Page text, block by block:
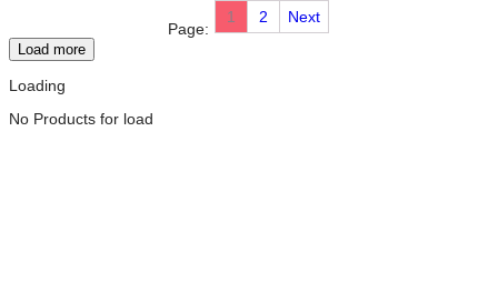
Page:
1 2 Next
Load more
Loading
No Products for load